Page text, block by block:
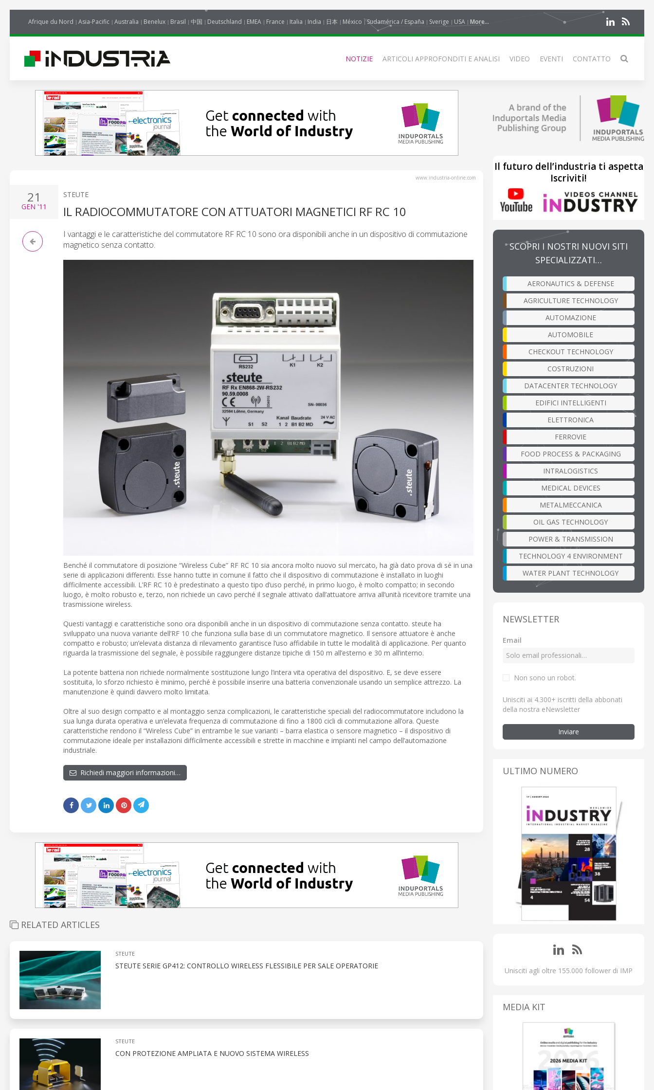
Afrique du Nord Asia-Pacific Australia Benelux Brasil 中国 Deutschland EMEA France Italia India 日本 México Sudamérica / España Sverige USA More...
NOTIZIE ARTICOLI APPROFONDITI E ANALISI VIDEO EVENTI CONTATTO
www.industria-online.com
21
GEN '11
STEUTE
IL RADIOCOMMUTATORE CON ATTUATORI MAGNETICI RF RC 10
I vantaggi e le caratteristiche del commutatore RF RC 10 sono ora disponibili anche in un dispositivo di commutazione
magnetico senza contatto.
Benché il commutatore di posizione “Wireless Cube” RF RC 10 sia ancora molto nuovo sul mercato, ha già dato prova di sé in una
serie di applicazioni differenti. Esse hanno tutte in comune il fatto che il dispositivo di commutazione è installato in luoghi
difficilmente accessibili. L’RF RC 10 è predestinato a questo tipo d’uso perché, in primo luogo, è molto compatto; in secondo
luogo, è molto robusto e, terzo, non richiede un cavo perché il segnale attivato dall’attuatore arriva all’unità ricevitore tramite una
trasmissione wireless.
Questi vantaggi e caratteristiche sono ora disponibili anche in un dispositivo di commutazione senza contatto. steute ha
sviluppato una nuova variante dell’RF 10 che funziona sulla base di un commutatore magnetico. Il sensore attuatore è anche
compatto e robusto; un’elevata distanza di rilevamento garantisce l’uso affidabile in tutte le modalità di applicazione. Per quanto
riguarda la trasmissione del segnale, è possibile raggiungere distanze tipiche di 150 m all’esterno e 30 m all’interno.
La potente batteria non richiede normalmente sostituzione lungo l’intera vita operativa del dispositivo. E, se deve essere
sostituita, lo sforzo richiesto è minimo, perché è possibile inserire una batteria convenzionale usando un semplice attrezzo. La
manutenzione è quindi davvero molto limitata.
Oltre al suo design compatto e al montaggio senza complicazioni, le caratteristiche speciali del radiocommutatore includono la
sua lunga durata operativa e un’elevata frequenza di commutazione di fino a 1800 cicli di commutazione all’ora. Queste
caratteristiche rendono il “Wireless Cube” in entrambe le sue varianti – barra elastica o sensore magnetico – il dispositivo di
commutazione ideale per installazioni difficilmente accessibili e strette in macchine e impianti nel campo dell’automazione
industriale.
Richiedi maggiori informazioni…
RELATED ARTICLES
STEUTE
STEUTE SERIE GP412: CONTROLLO WIRELESS FLESSIBILE PER SALE OPERATORIE
STEUTE
CON PROTEZIONE AMPLIATA E NUOVO SISTEMA WIRELESS
Il futuro dell’industria ti aspetta
Iscriviti!
SCOPRI I NOSTRI NUOVI SITI
SPECIALIZZATI…
AERONAUTICS & DEFENSE
AGRICULTURE TECHNOLOGY
AUTOMAZIONE
AUTOMOBILE
CHECKOUT TECHNOLOGY
COSTRUZIONI
DATACENTER TECHNOLOGY
EDIFICI INTELLIGENTI
ELETTRONICA
FERROVIE
FOOD PROCESS & PACKAGING
INTRALOGISTICS
MEDICAL DEVICES
METALMECCANICA
OIL GAS TECHNOLOGY
POWER & TRANSMISSION
TECHNOLOGY 4 ENVIRONMENT
WATER PLANT TECHNOLOGY
NEWSLETTER
Email
Non sono un robot.
Unisciti ai 4.300+ iscritti della abbonati
della nostra eNewsletter
Inviare
ULTIMO NUMERO
Unisciti agli oltre 155.000 follower di IMP
MEDIA KIT